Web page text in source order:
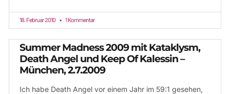
18. Februar 2010 1 Kommentar
Summer Madness 2009 mit Kataklysm,
Death Angel und Keep Of Kalessin –
München, 2.7.2009
Ich habe Death Angel vor einem Jahr im 59:1 gesehen,